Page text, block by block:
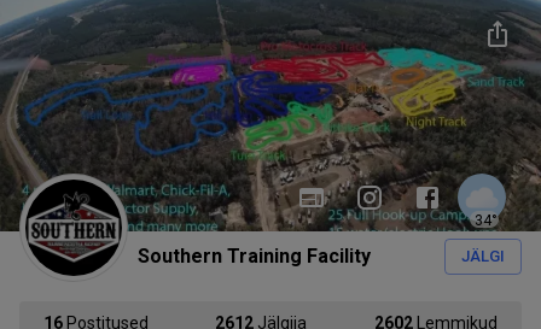
34°
Southern Training Facility JÄLGI
16 Postitused 2612 Jälgija 2602 Lemmikud